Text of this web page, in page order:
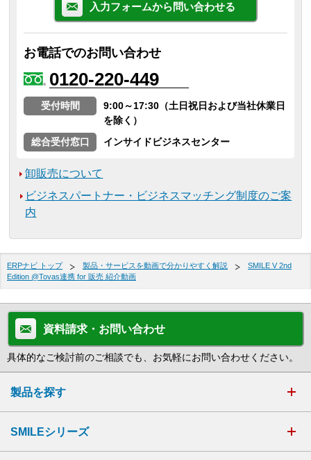
入力フォームから問い合わせる
お電話でのお問い合わせ
0120-220-449
受付時間
9:00～17:30（土日祝日および当社休業日
を除く）
総合受付窓口
インサイドビジネスセンター
卸販売について
ビジネスパートナー・ビジネスマッチング制度のご案
内
ERPナビ トップ 製品・サービスを動画で分かりやすく解説
SMILE V 2nd
Edition @Tovas連携 for 販売 紹介動画
資料請求・お問い合わせ
具体的なご検討前のご相談でも、お気軽にお問い合わせください。
製品を探す
SMILEシリーズ